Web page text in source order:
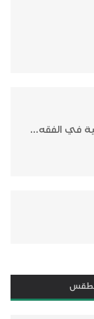
في الفقه...